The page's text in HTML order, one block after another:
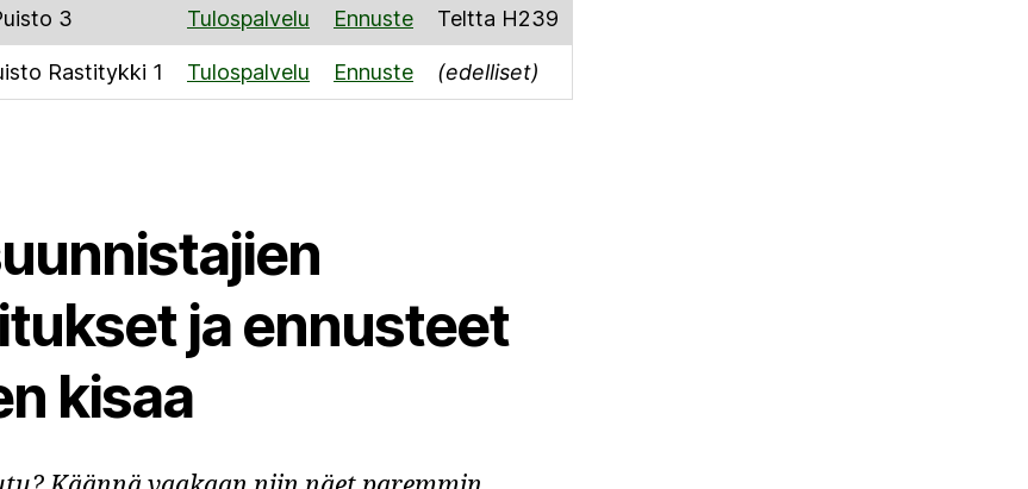
3 Tulospalvelu Ennuste Teltta H239
Rastitykki 1 Tulospalvelu Ennuste (edelliset)
ja ennusteet
kisaa